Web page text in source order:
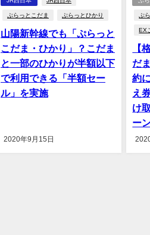
ぷらっとこだま ぷらっとひかり
山陽新幹線でも「ぷらっと
こだま・ひかり」？こだま
と一部のひかりが半額以下
で利用できる「半額セー
ル」を実施
2020年9月15日
ぷ
EX
【
だ
約
え
け
ー